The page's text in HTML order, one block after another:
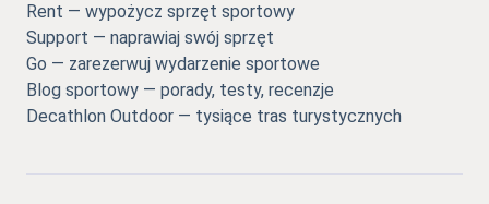
Rent — wypożycz sprzęt sportowy
Support — naprawiaj swój sprzęt
Go — zarezerwuj wydarzenie sportowe
Blog sportowy — porady, testy, recenzje
Decathlon Outdoor — tysiące tras turystycznych